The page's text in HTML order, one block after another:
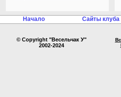
Начало Сайты клуба
© Copyright "Весельчак У"
2002-2024